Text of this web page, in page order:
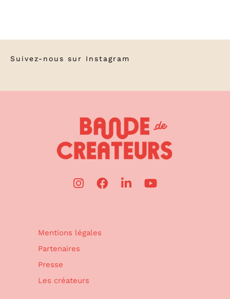
Suivez-nous sur Instagram
Mentions légales
Partenaires
Presse
Les créateurs